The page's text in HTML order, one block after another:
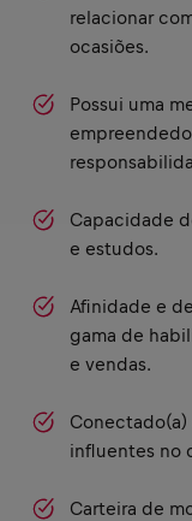
relacionar
ocasiões.
Possui uma
Capacidade
e estudos.
Afinidade e
gama de
e vendas.
influentes no
Carteira de